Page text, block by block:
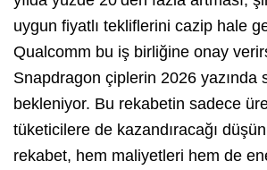
uygun fiyatlı tekliflerini cazip hale
Qualcomm bu iş birliğine onay
Snapdragon çiplerin 2026 yazında
bekleniyor. Bu rekabetin sadece
tüketicilere de kazandıracağı
rekabet, hem maliyetleri hem de